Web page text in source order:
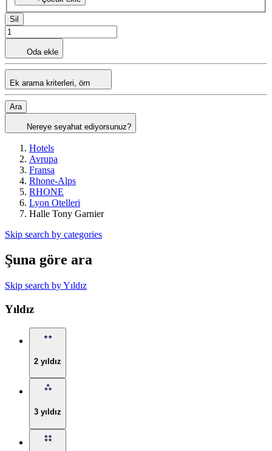
Sil
Oda ekle
Ek arama kriterleri, örn
Ara
Nereye seyahat ediyorsunuz?
Hotels
Avrupa
Fransa
Rhone-Alps
RHONE
Lyon Otelleri
Halle Tony Garnier
Skip search by categories
Şuna göre ara
Skip search by Yıldız
Yıldız
2 yıldız
3 yıldız